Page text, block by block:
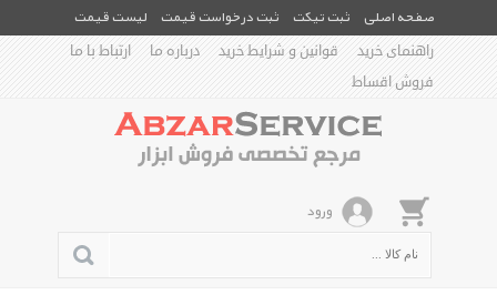
صفحه اصلی ثبت تیکت ثبت درخواست قیمت
لیست قیمت
راهنمای خرید
قوانین و شرایط خرید درباره ما
ارتباط با ما
فروش اقساط
ورود